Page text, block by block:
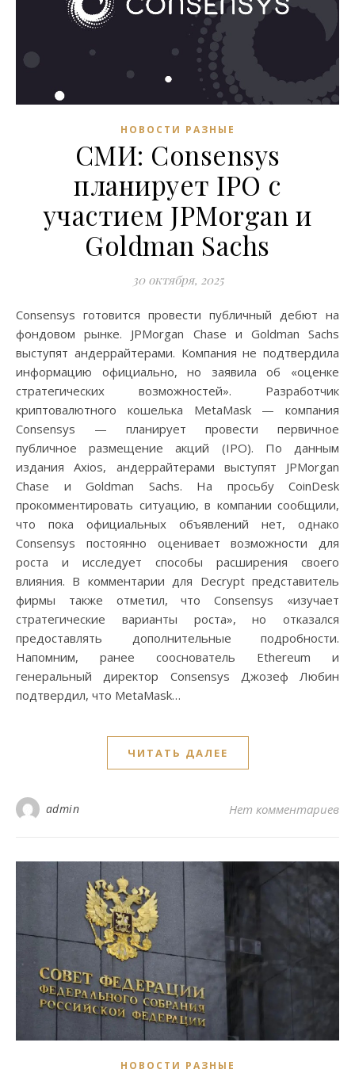
НОВОСТИ РАЗНЫЕ
СМИ: Consensys
планирует IPO с
участием JPMorgan и
Goldman Sachs
30 октября, 2025
Consensys готовится провести публичный дебют на
фондовом рынке. JPMorgan Chase и Goldman Sachs
выступят андеррайтерами. Компания не подтвердила
информацию официально, но заявила об «оценке
стратегических возможностей». Разработчик
криптовалютного кошелька MetaMask — компания
Consensys — планирует провести первичное
публичное размещение акций (IPO). По данным
издания Axios, андеррайтерами выступят JPMorgan
Chase и Goldman Sachs. На просьбу CoinDesk
прокомментировать ситуацию, в компании сообщили,
что пока официальных объявлений нет, однако
Consensys постоянно оценивает возможности для
роста и исследует способы расширения своего
влияния. В комментарии для Decrypt представитель
фирмы также отметил, что Consensys «изучает
стратегические варианты роста», но отказался
предоставлять дополнительные подробности.
Напомним, ранее сооснователь Ethereum и
генеральный директор Consensys Джозеф Любин
подтвердил, что MetaMask…
ЧИТАТЬ ДАЛЕЕ
admin Нет комментариев
НОВОСТИ РАЗНЫЕ